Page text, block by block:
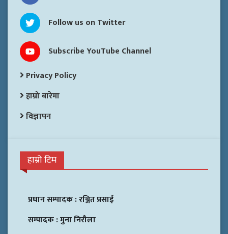
Follow us on Twitter
Subscribe YouTube Channel
Privacy Policy
हाम्रो बारेमा
विज्ञापन
हाम्रो टिम
प्रधान सम्पादक :रञ्जित प्रसाई
सम्पादक :मुना निरौला